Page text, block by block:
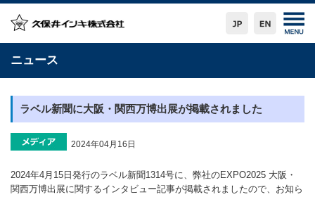
ニュース
ラベル新聞に大阪・関西万博出展が掲載されました
2024年04月16日
2024年4月15日発行のラベル新聞1314号に、弊社のEXPO2025 大阪・
関西万博出展に関するインタビュー記事が掲載されましたので、お知ら